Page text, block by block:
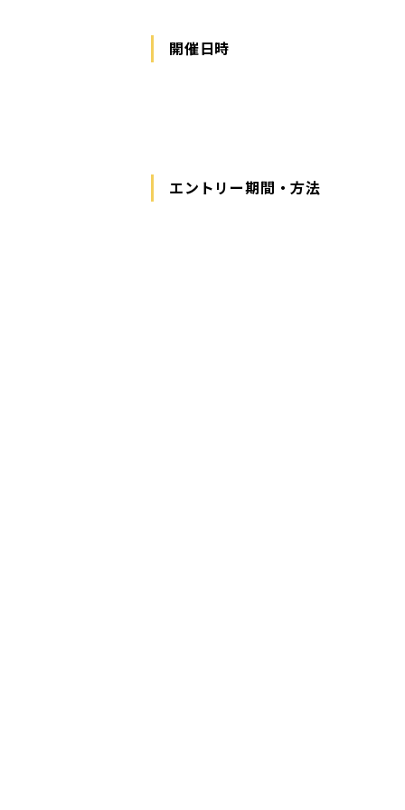
開催日時
エントリー期間・方法